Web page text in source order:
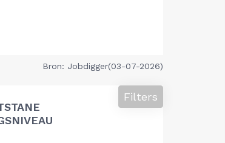
Bron: Jobdigger(03-07-2026)
Filters